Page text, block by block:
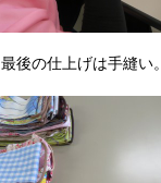
最後の仕上げは手縫い。